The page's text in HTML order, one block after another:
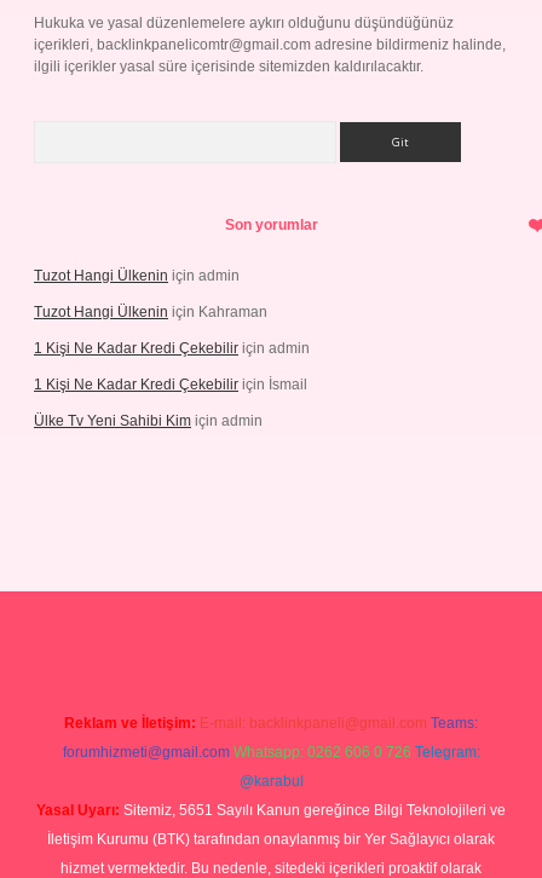
Hukuka ve yasal düzenlemelere aykırı olduğunu düşündüğünüz
içerikleri, backlinkpanelicomtr@gmail.com adresine bildirmeniz halinde,
ilgili içerikler yasal süre içerisinde sitemizden kaldırılacaktır.
Son yorumlar
Tuzot Hangi Ülkenin için admin
Tuzot Hangi Ülkenin için Kahraman
1 Kişi Ne Kadar Kredi Çekebilir için admin
1 Kişi Ne Kadar Kredi Çekebilir için İsmail
Ülke Tv Yeni Sahibi Kim için admin
Reklam ve İletişim: E-mail: backlinkpaneli@gmail.com Teams:
forumhizmeti@gmail.com Whatsapp: 0262 606 0 726 Telegram:
@karabul
Yasal Uyarı: Sitemiz, 5651 Sayılı Kanun gereğince Bilgi Teknolojileri ve
İletişim Kurumu (BTK) tarafından onaylanmış bir Yer Sağlayıcı olarak
hizmet vermektedir. Bu nedenle, sitedeki içerikleri proaktif olarak